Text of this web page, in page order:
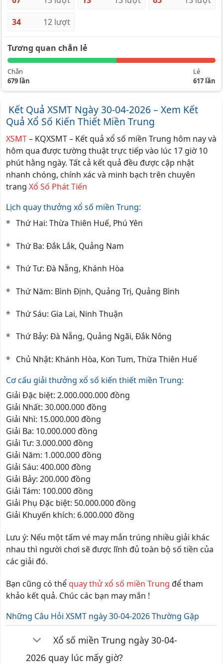
34
12 lượt
Tương quan chẵn lẻ
Chẵn
679 lần
Lẻ
617 lần
Kết Quả XSMT Ngày 30-04-2026 – Xem Kết
Quả Xổ Số Kiến Thiết Miền Trung
XSMT– KQXSMT – Kết quả xổ số miền Trung hôm nay và
hôm qua được tường thuật trực tiếp vào lúc 17 giờ 10
phút hằng ngày. Tất cả kết quả đều được cập nhật
nhanh chóng, chính xác và minh bạch trên chuyên
trang Xổ Số Phát Tiến
Lịch quay thưởng xổ số miền Trung:
Thứ Hai: Thừa Thiên Huế, Phú Yên
Thứ Ba: Đắk Lắk, Quảng Nam
Thứ Tư: Đà Nẵng, Khánh Hòa
Thứ Năm: Bình Định, Quảng Trị, Quảng Bình
Thứ Sáu: Gia Lai, Ninh Thuận
Thứ Bảy: Đà Nẵng, Quảng Ngãi, Đắk Nông
Chủ Nhật: Khánh Hòa, Kon Tum, Thừa Thiên Huế
Cơ cấu giải thưởng xổ số kiến thiết miền Trung:
Giải Đặc biệt: 2.000.000.000 đồng
Giải Nhất: 30.000.000 đồng
Giải Nhì: 15.000.000 đồng
Giải Ba: 10.000.000 đồng
Giải Tư: 3.000.000 đồng
Giải Năm: 1.000.000 đồng
Giải Sáu: 400.000 đồng
Giải Bảy: 200.000 đồng
Giải Tám: 100.000 đồng
Giải Phụ Đặc biệt: 50.000.000 đồng
Giải Khuyến khích: 6.000.000 đồng
Lưu ý: Nếu một tấm vé may mắn trúng nhiều giải khác
nhau thì người chơi sẽ được lĩnh đủ toàn bộ số tiền của
các giải đó.
Bạn cũng có thể quay thử xổ số miền Trung để tham
khảo kết quả. Chúc các bạn may mắn !
Những Câu Hỏi XSMT ngày 30-04-2026 Thường Gặp
Xổ số miền Trung ngày 30-04-
2026 quay lúc mấy giờ?